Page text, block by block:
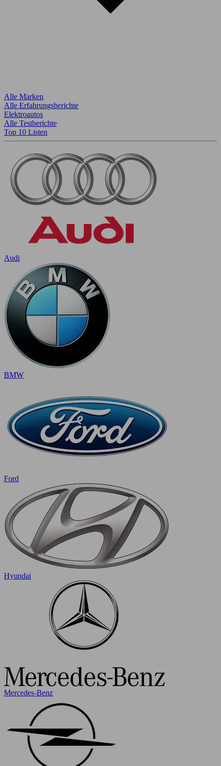
Alle Marken
Alle Erfahrungsberichte
Elektroautos
Alle Testberichte
Top 10 Listen
Audi
BMW
Ford
Hyundai
Mercedes-Benz